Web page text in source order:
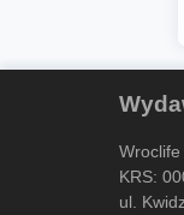
Wroclife
KRS:
ul.